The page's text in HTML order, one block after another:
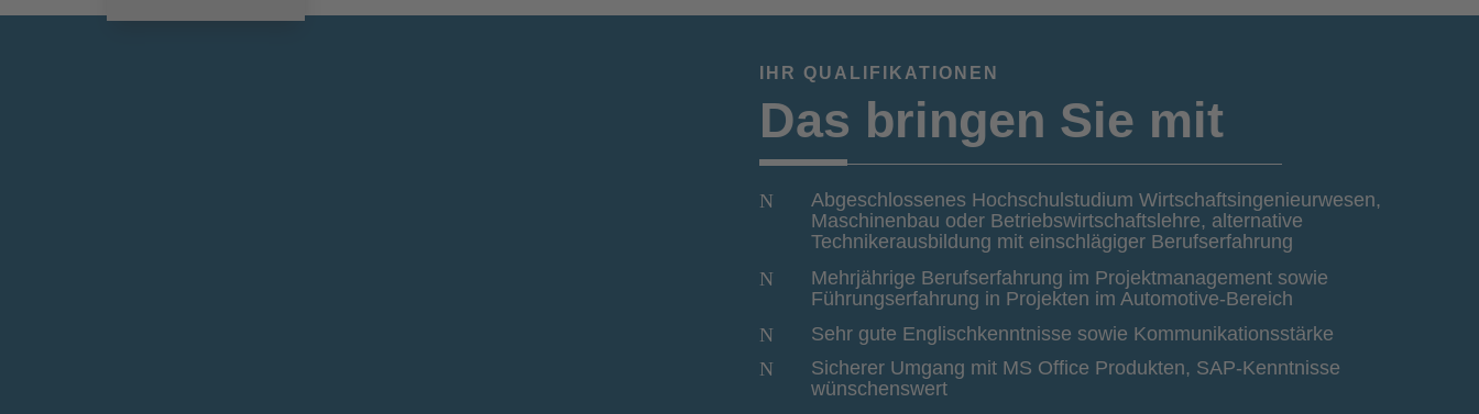
IHR QUALIFIKATIONEN
Das bringen Sie mit
N
Abgeschlossenes Hochschulstudium Wirtschaftsingenieurwesen,
Maschinenbau oder Betriebswirtschaftslehre, alternative
Technikerausbildung mit einschlägiger Berufserfahrung
N
Mehrjährige Berufserfahrung im Projektmanagement sowie
Führungserfahrung in Projekten im Automotive-Bereich
N
Sehr gute Englischkenntnisse sowie Kommunikationsstärke
N
Sicherer Umgang mit MS Office Produkten, SAP-Kenntnisse
wünschenswert